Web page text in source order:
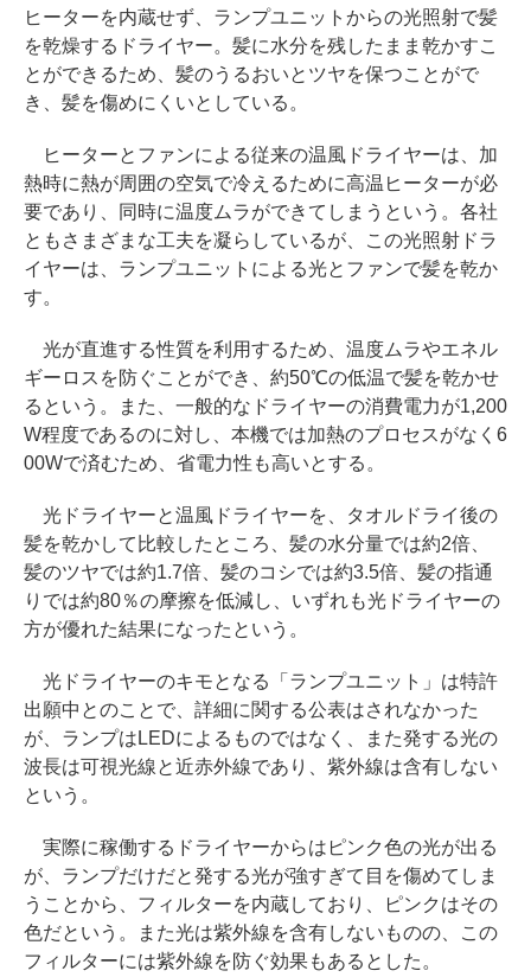
ヒーターを内蔵せず、ランプユニットからの光照射で髪
を乾燥するドライヤー。髪に水分を残したまま乾かすこ
とができるため、髪のうるおいとツヤを保つことがで
き、髪を傷めにくいとしている。
ヒーターとファンによる従来の温風ドライヤーは、加
熱時に熱が周囲の空気で冷えるために高温ヒーターが必
要であり、同時に温度ムラができてしまうという。各社
ともさまざまな工夫を凝らしているが、この光照射ドラ
イヤーは、ランプユニットによる光とファンで髪を乾か
す。
光が直進する性質を利用するため、温度ムラやエネル
ギーロスを防ぐことができ、約50℃の低温で髪を乾かせ
るという。また、一般的なドライヤーの消費電力が1,200
W程度であるのに対し、本機では加熱のプロセスがなく6
00Wで済むため、省電力性も高いとする。
光ドライヤーと温風ドライヤーを、タオルドライ後の
髪を乾かして比較したところ、髪の水分量では約2倍、
髪のツヤでは約1.7倍、髪のコシでは約3.5倍、髪の指通
りでは約80％の摩擦を低減し、いずれも光ドライヤーの
方が優れた結果になったという。
光ドライヤーのキモとなる「ランプユニット」は特許
出願中とのことで、詳細に関する公表はされなかった
が、ランプはLEDによるものではなく、また発する光の
波長は可視光線と近赤外線であり、紫外線は含有しない
という。
実際に稼働するドライヤーからはピンク色の光が出る
が、ランプだけだと発する光が強すぎて目を傷めてしま
うことから、フィルターを内蔵しており、ピンクはその
色だという。また光は紫外線を含有しないものの、この
フィルターには紫外線を防ぐ効果もあるとした。